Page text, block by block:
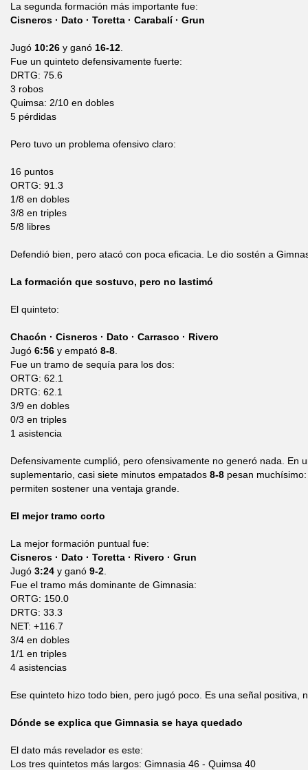
La segunda formación más importante fue:
Cisneros · Dato · Toretta · Carabalí · Grun
Jugó 10:26 y ganó 16-12
Fue un quinteto defensivamente fuerte:
DRTG: 75.6
3 robos
Quimsa: 2/10 en dobles
5 pérdidas
Pero tuvo un problema ofensivo claro:
16 puntos
ORTG: 91.3
1/8 en dobles
3/8 en triples
5/8 libres
Defendió bien, pero atacó con poca eficacia. Le dio sostén a
La formación que sostuvo, pero no lastimó
El quinteto:
Chacón · Cisneros · Dato · Carrasco · Rivero
Jugó 6:56 y empató 8-8
Fue un tramo de sequía para los dos:
ORTG: 62.1
DRTG: 62.1
3/9 en dobles
0/3 en triples
1 asistencia
Defensivamente cumplió, pero ofensivamente no generó nada. En
suplementario, casi siete minutos empatados 8-8 pesan
permiten sostener una ventaja grande.
El mejor tramo corto
La mejor formación puntual fue:
Cisneros · Dato · Toretta · Rivero · Grun
Jugó 3:24 y ganó 9-2
Fue el tramo más dominante de Gimnasia:
ORTG: 150.0
DRTG: 33.3
NET: +116.7
3/4 en dobles
1/1 en triples
4 asistencias
Ese quinteto hizo todo bien, pero jugó poco. Es una señal positiva,
Dónde se explica que Gimnasia se haya quedado
El dato más revelador es este:
Los tres quintetos más largos: Gimnasia 46 - Quimsa 40